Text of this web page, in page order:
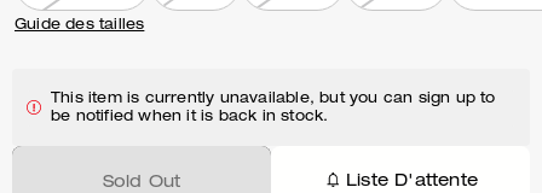
Guide des tailles
This item is currently unavailable, but you can sign up to
be notified when it is back in stock.
Sold Out Liste D'attente